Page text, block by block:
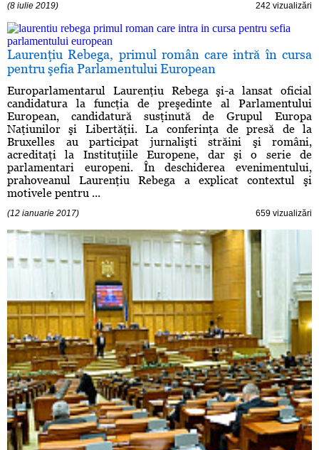
(8 iulie 2019) 242 vizualizări
Laurenţiu Rebega, primul român care intră în cursa
pentru şefia Parlamentului European
Europarlamentarul Laurenţiu Rebega şi-a lansat oficial
candidatura la funcţia de preşedinte al Parlamentului
European, candidatură susţinută de Grupul Europa
Naţiunilor şi Libertăţii. La conferinţa de presă de la
Bruxelles au participat jurnalişti străini şi români,
acreditaţi la Instituţiile Europene, dar şi o serie de
parlamentari europeni. În deschiderea evenimentului,
prahoveanul Laurenţiu Rebega a explicat contextul şi
motivele pentru ...
(12 ianuarie 2017) 659 vizualizări